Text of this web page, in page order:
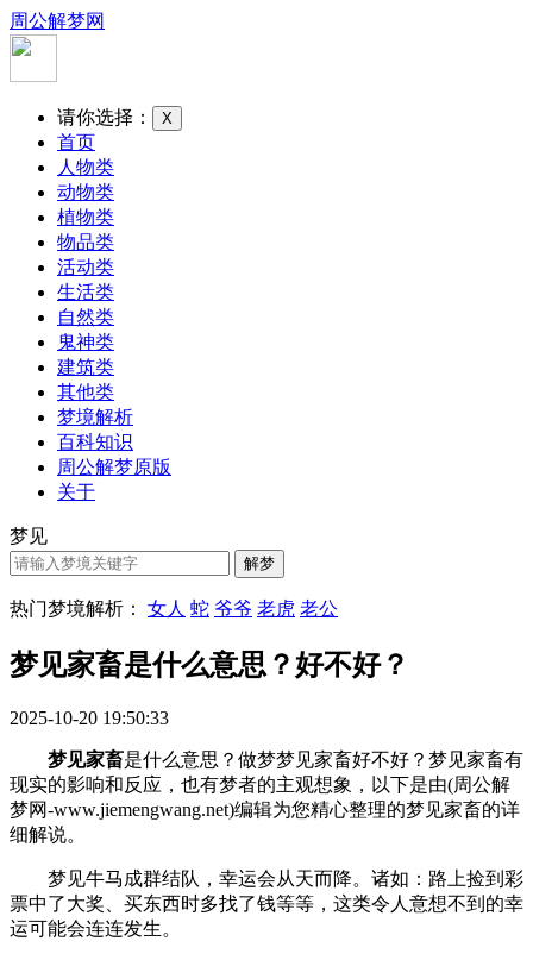
周公解梦网
请你选择： X
首页
人物类
动物类
植物类
物品类
活动类
生活类
自然类
鬼神类
建筑类
其他类
梦境解析
百科知识
周公解梦原版
关于
梦见
热门梦境解析： 女人 蛇 爷爷 老虎 老公
梦见家畜是什么意思？好不好？
2025-10-20 19:50:33
梦见家畜是什么意思？做梦梦见家畜好不好？梦见家畜有
现实的影响和反应，也有梦者的主观想象，以下是由(周公解
梦网-www.jiemengwang.net)编辑为您精心整理的梦见家畜的详
细解说。
梦见牛马成群结队，幸运会从天而降。诸如：路上捡到彩
票中了大奖、买东西时多找了钱等等，这类令人意想不到的幸
运可能会连连发生。